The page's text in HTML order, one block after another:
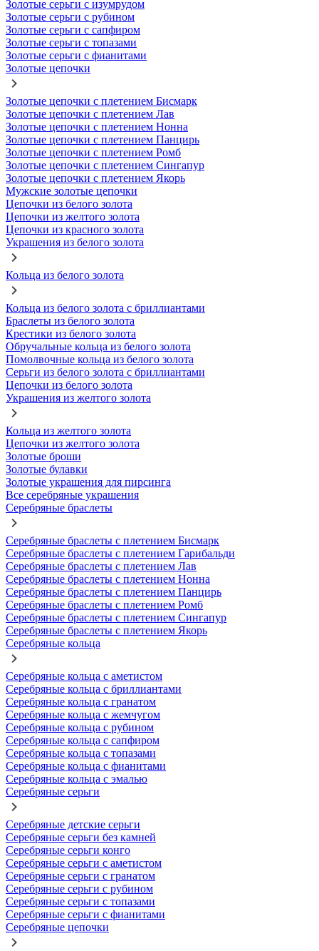
Золотые серьги с изумрудом
Золотые серьги с рубином
Золотые серьги с сапфиром
Золотые серьги с топазами
Золотые серьги с фианитами
Золотые цепочки
Золотые цепочки с плетением Бисмарк
Золотые цепочки с плетением Лав
Золотые цепочки с плетением Нонна
Золотые цепочки с плетением Панцирь
Золотые цепочки с плетением Ромб
Золотые цепочки с плетением Сингапур
Золотые цепочки с плетением Якорь
Мужские золотые цепочки
Цепочки из белого золота
Цепочки из желтого золота
Цепочки из красного золота
Украшения из белого золота
Кольца из белого золота
Кольца из белого золота с бриллиантами
Браслеты из белого золота
Крестики из белого золота
Обручальные кольца из белого золота
Помолвочные кольца из белого золота
Серьги из белого золота с бриллиантами
Цепочки из белого золота
Украшения из желтого золота
Кольца из желтого золота
Цепочки из желтого золота
Золотые броши
Золотые булавки
Золотые украшения для пирсинга
Все серебряные украшения
Серебряные браслеты
Серебряные браслеты с плетением Бисмарк
Серебряные браслеты с плетением Гарибальди
Серебряные браслеты с плетением Лав
Серебряные браслеты с плетением Нонна
Серебряные браслеты с плетением Панцирь
Серебряные браслеты с плетением Ромб
Серебряные браслеты с плетением Сингапур
Серебряные браслеты с плетением Якорь
Серебряные кольца
Серебряные кольца с аметистом
Серебряные кольца с бриллиантами
Серебряные кольца с гранатом
Серебряные кольца с жемчугом
Серебряные кольца с рубином
Серебряные кольца с сапфиром
Серебряные кольца с топазами
Серебряные кольца с фианитами
Серебряные кольца с эмалью
Серебряные серьги
Серебряные детские серьги
Серебряные серьги без камней
Серебряные серьги конго
Серебряные серьги с аметистом
Серебряные серьги с гранатом
Серебряные серьги с рубином
Серебряные серьги с топазами
Серебряные серьги с фианитами
Серебряные цепочки